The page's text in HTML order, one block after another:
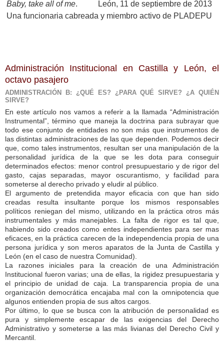
Baby, take all of me.
León, 11 de septiembre de 2013
Una funcionaria cabreada y miembro activo de PLADEPU
Administración Institucional en Castilla y León, el
octavo pasajero
ADMINISTRACIÓN B: ¿QUÉ ES? ¿PARA QUÉ SIRVE? ¿A QUIÉN
SIRVE?
En este artículo nos vamos a referir a la llamada “Administración
Instrumental”, término que maneja la doctrina para subrayar que
todo ese conjunto de entidades no son más que instrumentos de
las distintas administraciones de las que dependen. Podemos decir
que, como tales instrumentos, resultan ser una manipulación de la
personalidad jurídica de la que se les dota para conseguir
determinados efectos: menor control presupuestario y de rigor del
gasto, cajas separadas, mayor oscurantismo, y facilidad para
someterse al derecho privado y eludir al público.
El argumento de pretendida mayor eficacia con que han sido
creadas resulta insultante porque los mismos responsables
políticos reniegan del mismo, utilizando en la práctica otros más
instrumentales y más manejables. La falta de rigor es tal que,
habiendo sido creados como entes independientes para ser mas
eficaces, en la práctica carecen de la independencia propia de una
persona jurídica y son meros aparatos de la Junta de Castilla y
León (en el caso de nuestra Comunidad).
La razones iniciales para la creación de una Administración
Institucional fueron varias; una de ellas, la rigidez presupuestaria y
el principio de unidad de caja. La transparencia propia de una
organización democrática encajaba mal con la omnipotencia que
algunos entienden propia de sus altos cargos.
Por último, lo que se busca con la atribución de personalidad es
pura y simplemente escapar de las exigencias del Derecho
Administrativo y someterse a las más livianas del Derecho Civil y
Mercantil.